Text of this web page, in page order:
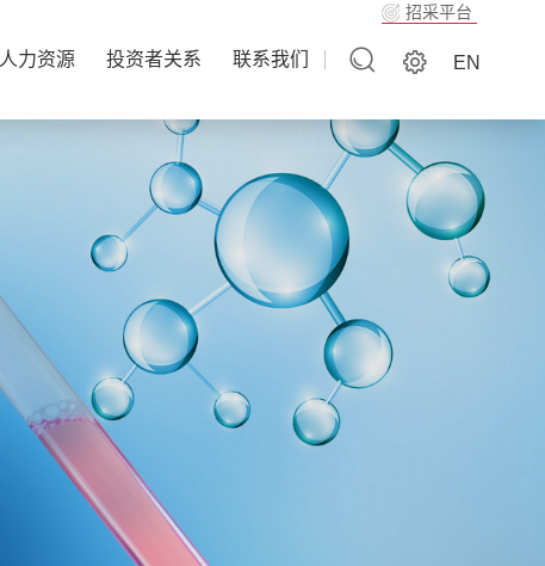
EN
招采平台
人力资源 投资者关系 联系我们